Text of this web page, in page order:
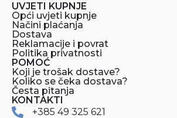
UVJETI KUPNJE
Opći uvjeti kupnje
Načini plaćanja
Dostava
Reklamacije i povrat
Politika privatnosti
POMOĆ
Koji je trošak dostave?
Koliko se čeka dostava?
Česta pitanja
KONTAKTI
+385 49 325 621